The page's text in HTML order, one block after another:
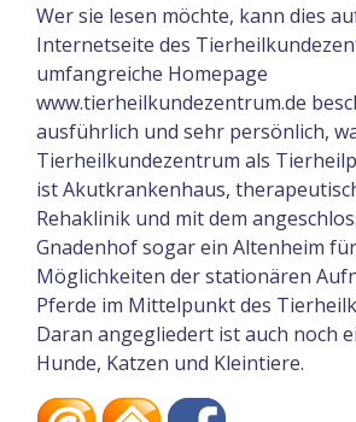
Wer sie lesen möchte, kann dies
Internetseite des
umfangreiche Homepage
www.tierheilkundezentrum.de
ausführlich und sehr persönlich,
Tierheilkundezentrum als
ist Akutkrankenhaus,
Rehaklinik und mit dem
Gnadenhof sogar ein Altenheim
Möglichkeiten der stationären
Pferde im Mittelpunkt des
Daran angegliedert ist auch noch
Hunde, Katzen und Kleintiere.